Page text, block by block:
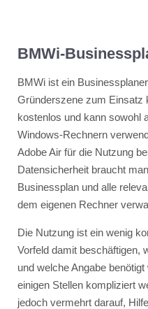
BMWi-
BMWi ist ein
Gründerszene zum Einsatz
kostenlos und kann sowohl
Windows-Rechnern
Adobe Air für die Nutzung
Datensicherheit braucht
Businessplan und alle
dem eigenen Rechner
Die Nutzung ist ein wenig
Vorfeld damit beschäftigen,
und welche Angabe
einigen Stellen kompliziert
jedoch vermehrt darauf,